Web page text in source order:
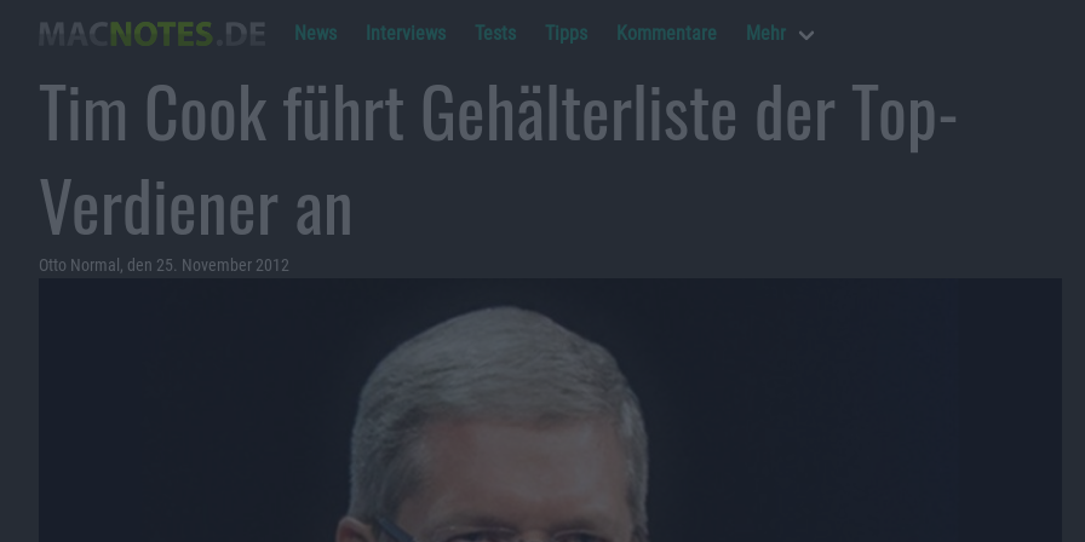
News Interviews Tests Tipps Kommentare Mehr
Tim Cook führt Gehälterliste der Top-
Verdiener an
Otto Normal, den 25. November 2012